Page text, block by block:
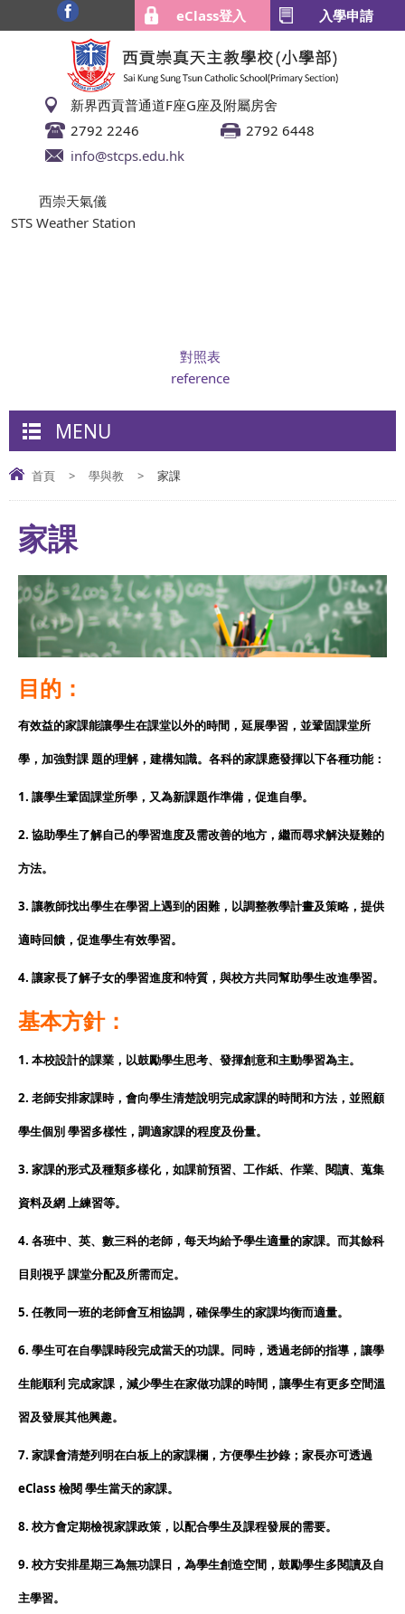
eClass登入 入學申請
新界西貢普通道F座G座及附屬房舍
2792 2246
2792 6448
info@stcps.edu.hk
西崇天氣儀
STS Weather Station
對照表
reference
MENU
首頁 > 學與教 > 家課
家課
目的：
有效益的家課能讓學生在課堂以外的時間，延展學習，並鞏固課堂所
學，加強對課 題的理解，建構知識。各科的家課應發揮以下各種功能：
1. 讓學生鞏固課堂所學，又為新課題作準備，促進自學。
2. 協助學生了解自己的學習進度及需改善的地方，繼而尋求解決疑難的
方法。
3. 讓教師找出學生在學習上遇到的困難，以調整教學計畫及策略，提供
適時回饋，促進學生有效學習。
4. 讓家長了解子女的學習進度和特質，與校方共同幫助學生改進學習。
基本方針：
1. 本校設計的課業，以鼓勵學生思考、發揮創意和主動學習為主。
2. 老師安排家課時，會向學生清楚說明完成家課的時間和方法，並照顧
學生個別 學習多樣性，調適家課的程度及份量。
3. 家課的形式及種類多樣化，如課前預習、工作紙、作業、閱讀、蒐集
資料及網 上練習等。
4. 各班中、英、數三科的老師，每天均給予學生適量的家課。而其餘科
目則視乎 課堂分配及所需而定。
5. 任教同一班的老師會互相協調，確保學生的家課均衡而適量。
6. 學生可在自學課時段完成當天的功課。同時，透過老師的指導，讓學
生能順利 完成家課，減少學生在家做功課的時間，讓學生有更多空間溫
習及發展其他興趣。
7. 家課會清楚列明在白板上的家課欄，方便學生抄錄；家長亦可透過
eClass 檢閱 學生當天的家課。
8. 校方會定期檢視家課政策，以配合學生及課程發展的需要。
9. 校方安排星期三為無功課日，為學生創造空間，鼓勵學生多閱讀及自
主學習。